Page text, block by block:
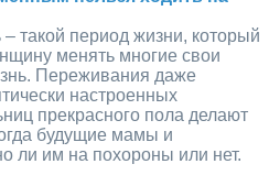
такой период жизни, который
менять многие свои
Переживания даже
настроенных
прекрасного пола делают
будущие мамы и
ли им на похороны или нет.